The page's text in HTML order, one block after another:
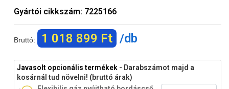
Gyártói cikkszám: 7225166
Bruttó: 1 018 899 Ft /db
Javasolt opcionális termékek - Darabszámot majd a
kosárnál tud növelni! (bruttó árak)